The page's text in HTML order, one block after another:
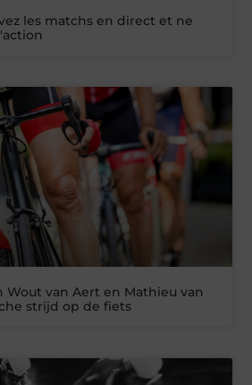
les matchs en direct et ne
Wout van Aert en Mathieu van
strijd op de fiets